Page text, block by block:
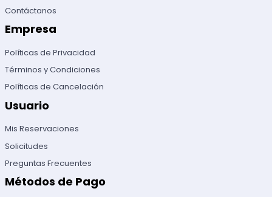
Contáctanos
Empresa
Políticas de Privacidad
Términos y Condiciones
Políticas de Cancelación
Usuario
Mis Reservaciones
Solicitudes
Preguntas Frecuentes
Métodos de Pago